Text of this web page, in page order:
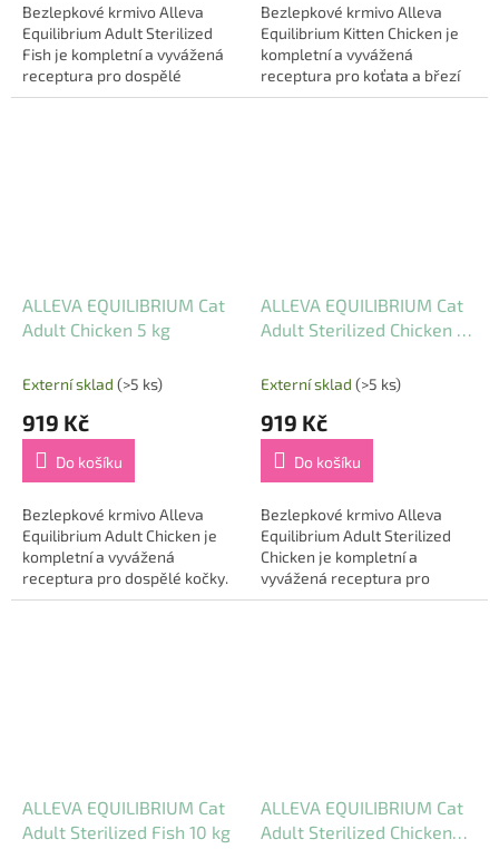
Bezlepkové krmivo Alleva
Equilibrium Adult Sterilized
Fish je kompletní a vyvážená
receptura pro dospělé
kastrované kočky a kočky žijící
Bezlepkové krmivo Alleva
Equilibrium Kitten Chicken je
kompletní a vyvážená
receptura pro koťata a březí
nebo kojící kočky. Vysoký
ALLEVA EQUILIBRIUM Cat
Adult Chicken 5 kg
Externí sklad (>5 ks)
919 Kč
Do košíku
Bezlepkové krmivo Alleva
Equilibrium Adult Chicken je
kompletní a vyvážená
receptura pro dospělé kočky.
Vysoký obsah kuřete (45 %)
ALLEVA EQUILIBRIUM Cat
Adult Sterilized Chicken 5
Externí sklad (>5 ks)
919 Kč
Do košíku
Bezlepkové krmivo Alleva
Equilibrium Adult Sterilized
Chicken je kompletní a
vyvážená receptura pro
dospělé kastrované kočky a
ALLEVA EQUILIBRIUM Cat
Adult Sterilized Fish 10 kg
ALLEVA EQUILIBRIUM Cat
Adult Sterilized Chicken